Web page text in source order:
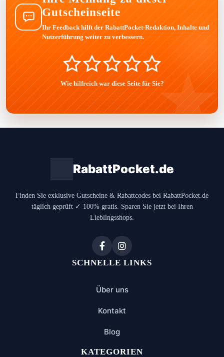
Gutscheinseite
Ihr Feedback hilft der RabattPocket-Redaktion, Inhalte und
Nutzerführung weiter zu verbessern.
Wie hilfreich war diese Seite für Sie?
RabattPocket.de
Finden Sie exklusive Gutscheine & Rabattcodes bei RabattPocket.de
täglich geprüft ✓ 100% gratis. Sparen Sie jetzt bei Ihren
Lieblingsshops.
SCHNELLE LINKS
Über uns
Kontakt
Blog
KATEGORIEN